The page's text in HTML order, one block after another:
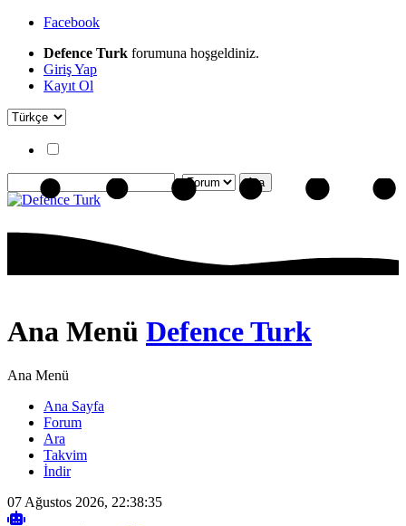
Facebook
Defence Turk forumuna hoşgeldiniz.
Giriş Yap
Kayıt Ol
Ana Menü Defence Turk
Ana Menü
Ana Sayfa
Forum
Ara
Takvim
İndir
07 Ağustos 2026, 22:38:35